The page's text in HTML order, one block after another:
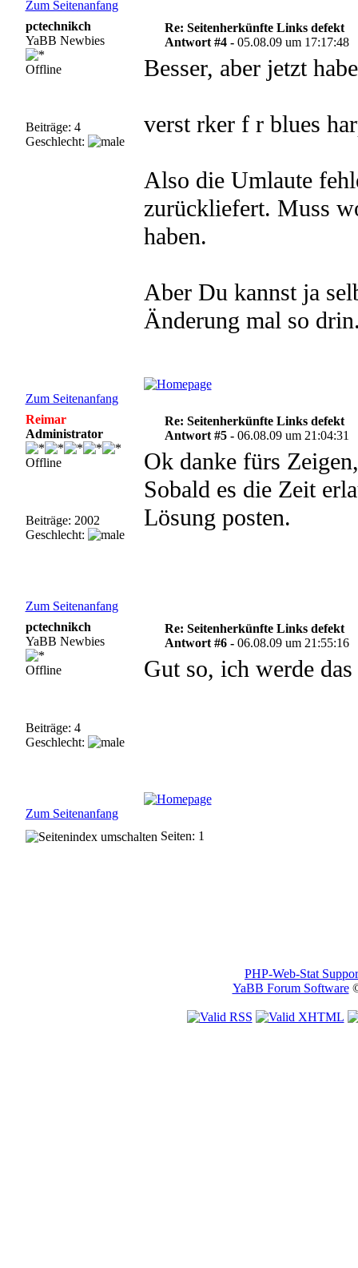
Zum Seitenanfang
pctechnikch
YaBB Newbies
Offline
Beiträge: 4
Geschlecht:
Re: Seitenherkünfte Links defekt
Antwort #4 -05.08.09 um 17:17:48
Besser, aber jetzt
verst rker f r blues
Also die Umlaute
zurückliefert. Muss
haben.
Aber Du kannst ja
Änderung mal so
Zum Seitenanfang
Reimar
Administrator
Offline
Beiträge: 2002
Geschlecht:
Re: Seitenherkünfte Links defekt
Antwort #5 -06.08.09 um 21:04:31
Ok danke fürs
Sobald es die Zeit
Lösung posten.
Zum Seitenanfang
pctechnikch
YaBB Newbies
Offline
Beiträge: 4
Geschlecht:
Re: Seitenherkünfte Links defekt
Antwort #6 -06.08.09 um 21:55:16
Gut so, ich werde
Zum Seitenanfang
Seiten: 1
PHP-Web-Stat
YaBB Forum Software©